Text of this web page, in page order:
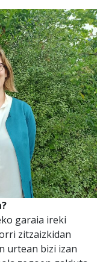
garaia ireki
zitzaizkidan
urtean bizi izan